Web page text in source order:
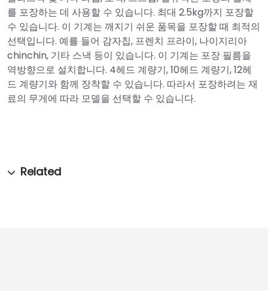
를 포장하는 데 사용할 수 있습니다. 최대 2.5kg까지 포장할
수 있습니다. 이 기계는 깨지기 쉬운 품목을 포장할 때 최적의
선택입니다. 예를 들어 감자칩, 프렌치 프라이, 나이지리아
chinchin, 기타 스낵 등이 있습니다. 이 기계는 포장 필름을
역방향으로 설치합니다. 4헤드 계량기, 10헤드 계량기, 12헤
드 계량기와 함께 장착할 수 있습니다. 따라서 포장하려는 재
료의 무게에 따라 모델을 선택할 수 있습니다.